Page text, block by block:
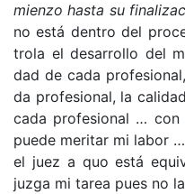
mien­zo has­ta su
no es­tá den­tro del
tro­la el de­sa­rro­llo del
dad de ca­da
da pro­fe­sio­na­l, la
ca­da pro­fe­sio­nal … con
pue­de me­ri­tar mi la­bor
el juez a quo es­tá
juz­ga mi ta­rea pues no